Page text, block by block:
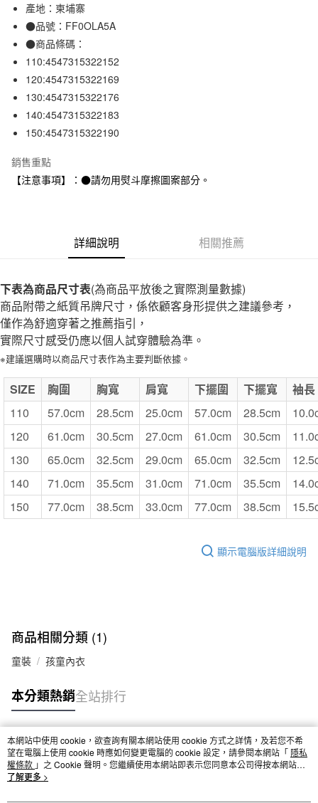
合作金庫商業銀行
華南商業銀行
上海商業儲蓄銀行
臺灣中小企業銀行
匯豐（台灣）商業銀行
聯邦商業銀行
元大商業銀行
玉山商業銀行
台灣樂天信用卡公司
超商取貨付款
LINE Pay
Apple Pay
街口支付
悠遊付
全家取貨付款
每筆NT$65，滿NT$1,000(含以上)免運費
每筆NT$65，滿NT$1,000(含以上)免運費
付款後7-11取貨
每筆NT$65，滿NT$1,000(含以上)免運費
宅配
每筆NT$150，滿NT$2,000(含以上)免運費
無印良品門市自取
免運費
產地：柬埔寨
●品號：FF0OLA5A
●商品條碼：
110:4547315322152
120:4547315322169
130:4547315322176
140:4547315322183
150:4547315322190
銷售重點
【注意事項】：●請勿用熨斗摩擦圖案部分。
詳細說明 相關推薦
下表為商品尺寸表(為商品平放後之實際測量數據)
商品附帶之紙質吊牌尺寸，係依顧客身形提供之建議參考，
僅作為舒適穿著之推薦指引，
實際尺寸感受仍應以個人試穿體驗為準。
※建議選購時以商品尺寸表作為主要判斷依據。
SIZE 胸圍 胸寬 肩寬 下擺圍 下擺寬
袖長
110
57.0cm 28.5cm 25.0cm 57.0cm 28.5cm
120
61.0cm 30.5cm 27.0cm 61.0cm 30.5cm
130
65.0cm 32.5cm 29.0cm 65.0cm 32.5cm
140
71.0cm 35.5cm 31.0cm 71.0cm 35.5cm
150
77.0cm 38.5cm 33.0cm 77.0cm 38.5cm
顯示電腦版詳細說明
商品相關分類 (1)
童裝 孩童內衣
本分類熱銷全站排行
熱門標籤
本網站中使用 cookie，欲查詢有關本網站使用 cookie 方式之詳情，及若您不希
望在電腦上使用 cookie 時應如何變更電腦的 cookie 設定，請參閱本網站「 隱私
權條款 」之 Cookie 聲明。您繼續使用本網站即表示您同意本公司得按本網站使
用條款之 Cookie 聲明使用 cookie。
了解更多 >